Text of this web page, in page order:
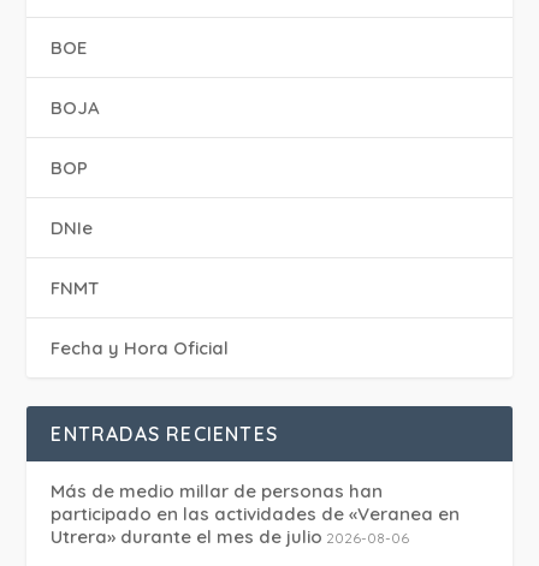
BOE
BOJA
BOP
DNIe
FNMT
Fecha y Hora Oficial
ENTRADAS RECIENTES
Más de medio millar de personas han
participado en las actividades de «Veranea en
Utrera» durante el mes de julio 2026-08-06